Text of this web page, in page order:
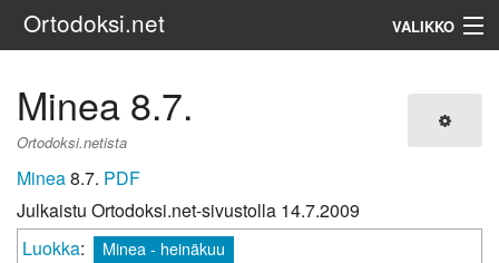
Ortodoksi.net VALIKKO
Minea 8.7.
Ortodoksi.netista
Minea8.7. PDF
Julkaistu Ortodoksi.net-sivustolla 14.7.2009
Luokka: Minea - heinäkuu